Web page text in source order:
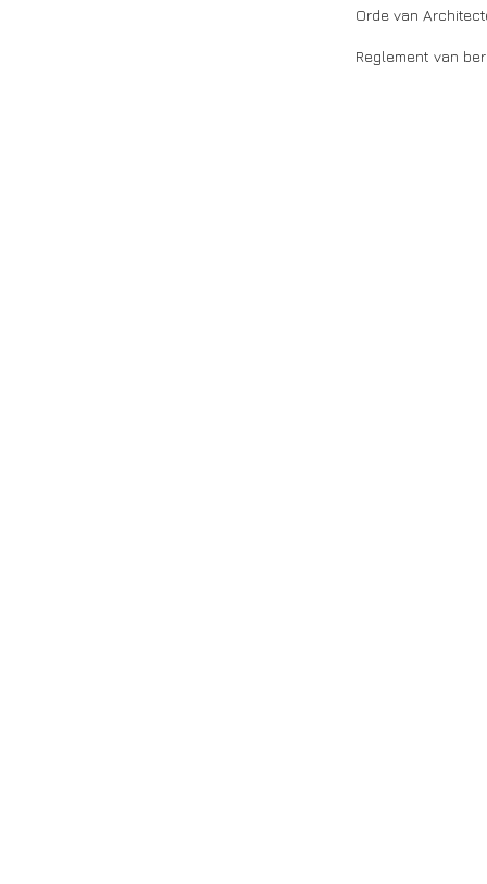
Orde van
Reglement van